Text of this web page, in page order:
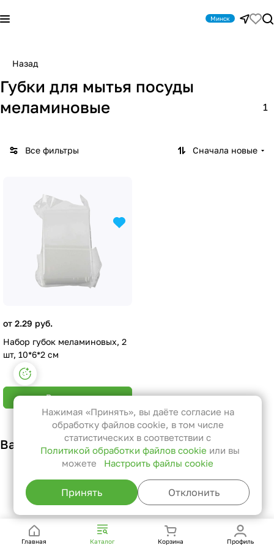
Минск
Назад
Губки для мытья посуды
меламиновые
1
Все фильтры Сначала новые
от 2.29 руб.
Набор губок меламиновых, 2
шт, 10*6*2 см
В корзину
Вам также может понравиться
Главная Каталог Корзина Профиль
Настройки файлов cookie
Функциональные
Эти файлы необходимы для
функционирования сайта и не
могут быть отключены в наших
системах. Вы можете настроить
браузер так, чтобы он блокировал
их или уведомлял вас об их
использовании, но в таком случае
сайта не будут работать.
Нажимая «Принять», вы даёте согласие на
обработку файлов cookie, в том числе
статистических в соответствии с
Политикой обработки файлов cookie или вы
можете
Настроить файлы cookie
Принять Отклонить